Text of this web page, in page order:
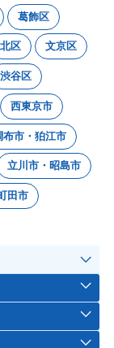
葛飾区
北区 文京区
渋谷区
西東京市
布市・狛江市
立川市・昭島市
田市